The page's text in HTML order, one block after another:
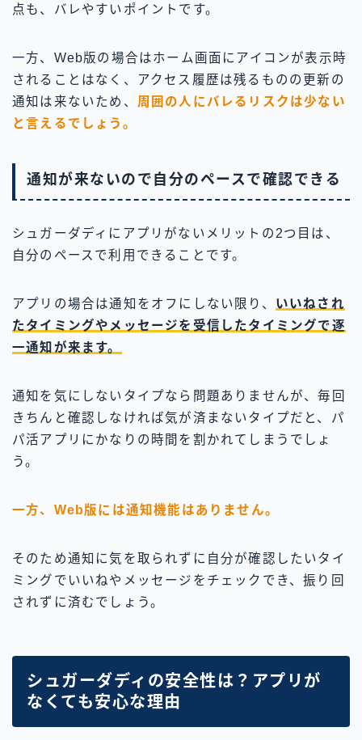
点も、バレやすいポイントです。
一方、Web版の場合はホーム画面にアイコンが表示時
されることはなく、アクセス履歴は残るものの更新の
通知は来ないため、 周囲の人にバレるリスクは少ない
と言えるでしょう。
通知が来ないので自分のペースで確認できる
シュガーダディにアプリがないメリットの2つ目は、
自分のペースで利用できることです。
アプリの場合は通知をオフにしない限り、 いいねされ
たタイミングやメッセージを受信したタイミングで逐
一通知が来ます。
通知を気にしないタイプなら問題ありませんが、毎回
きちんと確認しなければ気が済まないタイプだと、パ
パ活アプリにかなりの時間を割かれてしまうでしょ
う。
一方、Web版には通知機能はありません。
そのため通知に気を取られずに自分が確認したいタイ
ミングでいいねやメッセージをチェックでき、振り回
されずに済むでしょう。
シュガーダディの安全性は？アプリが
なくても安心な理由